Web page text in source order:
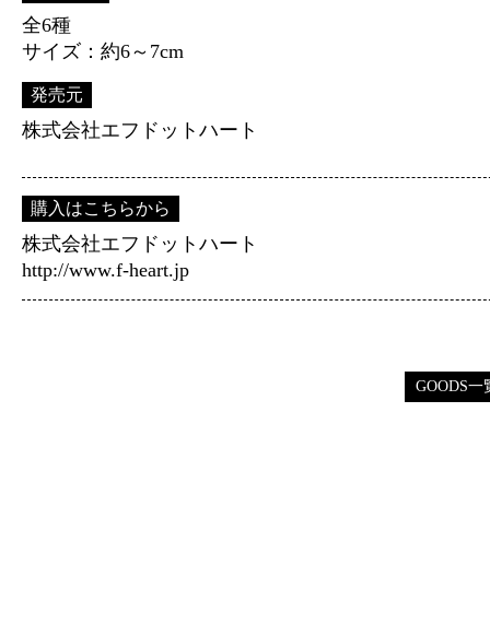
全6種
サイズ：約6～7cm
発売元
株式会社エフドットハート
購入はこちらから
株式会社エフドットハート
http://www.f-heart.jp
GOODS一